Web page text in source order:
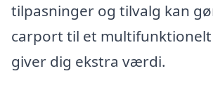
tilpasninger og tilvalg kan
carport til et
giver dig ekstra værdi.